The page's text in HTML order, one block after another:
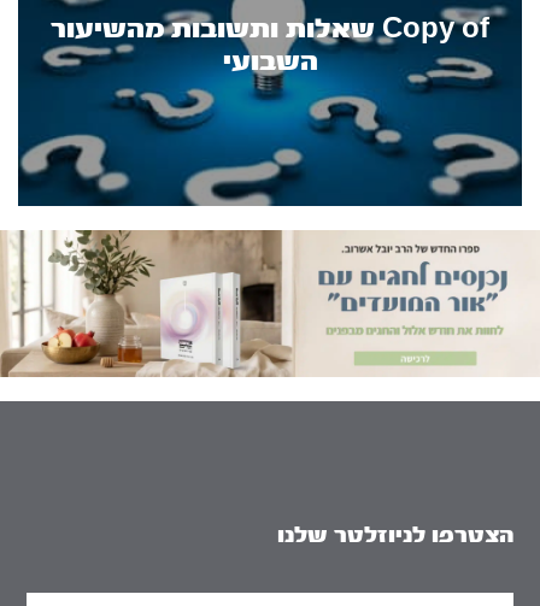
Copy of שאלות ותשובות מהשיעור
השבועי
הצטרפו לניוזלטר שלנו